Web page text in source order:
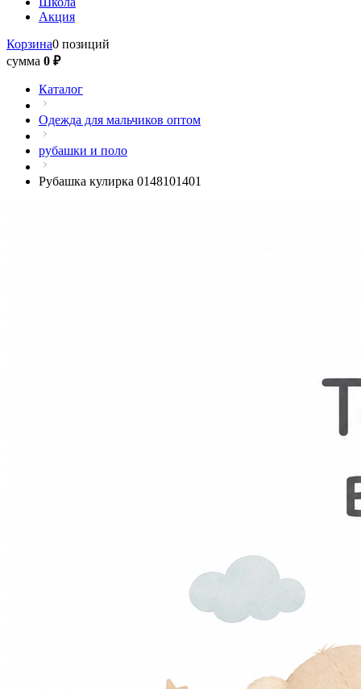
Акция
Корзина0 позиций
сумма 0 ₽
Каталог
Одежда для мальчиков оптом
рубашки и поло
Рубашка кулирка 0148101401